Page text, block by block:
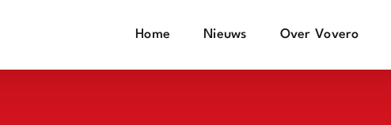
Home Nieuws Over Vovero